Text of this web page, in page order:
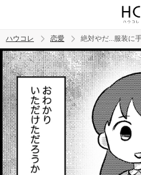
トレンド ワード
恋愛
ハウコレ 恋愛 絶対やだ...服装に